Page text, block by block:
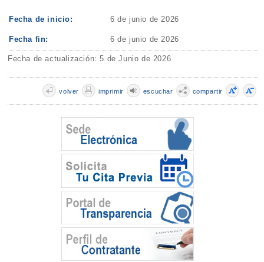
Fecha de inicio: 6 de junio de 2026
Fecha fin: 6 de junio de 2026
Fecha de actualización: 5 de Junio de 2026
compartir
escuchar
imprimir
volver